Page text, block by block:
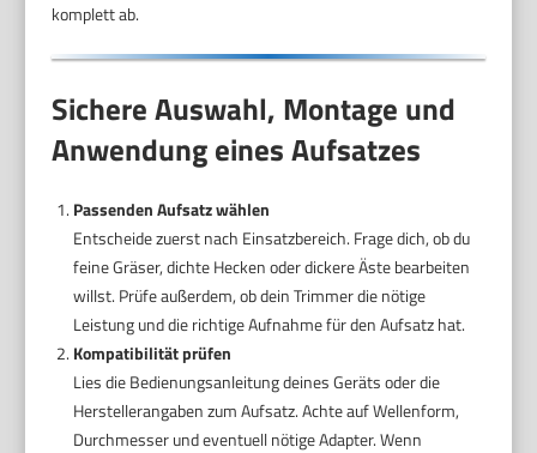
komplett ab.
Sichere Auswahl, Montage und
Anwendung eines Aufsatzes
Passenden Aufsatz wählen
Entscheide zuerst nach Einsatzbereich. Frage dich, ob du
feine Gräser, dichte Hecken oder dickere Äste bearbeiten
willst. Prüfe außerdem, ob dein Trimmer die nötige
Leistung und die richtige Aufnahme für den Aufsatz hat.
Kompatibilität prüfen
Lies die Bedienungsanleitung deines Geräts oder die
Herstellerangaben zum Aufsatz. Achte auf Wellenform,
Durchmesser und eventuell nötige Adapter. Wenn